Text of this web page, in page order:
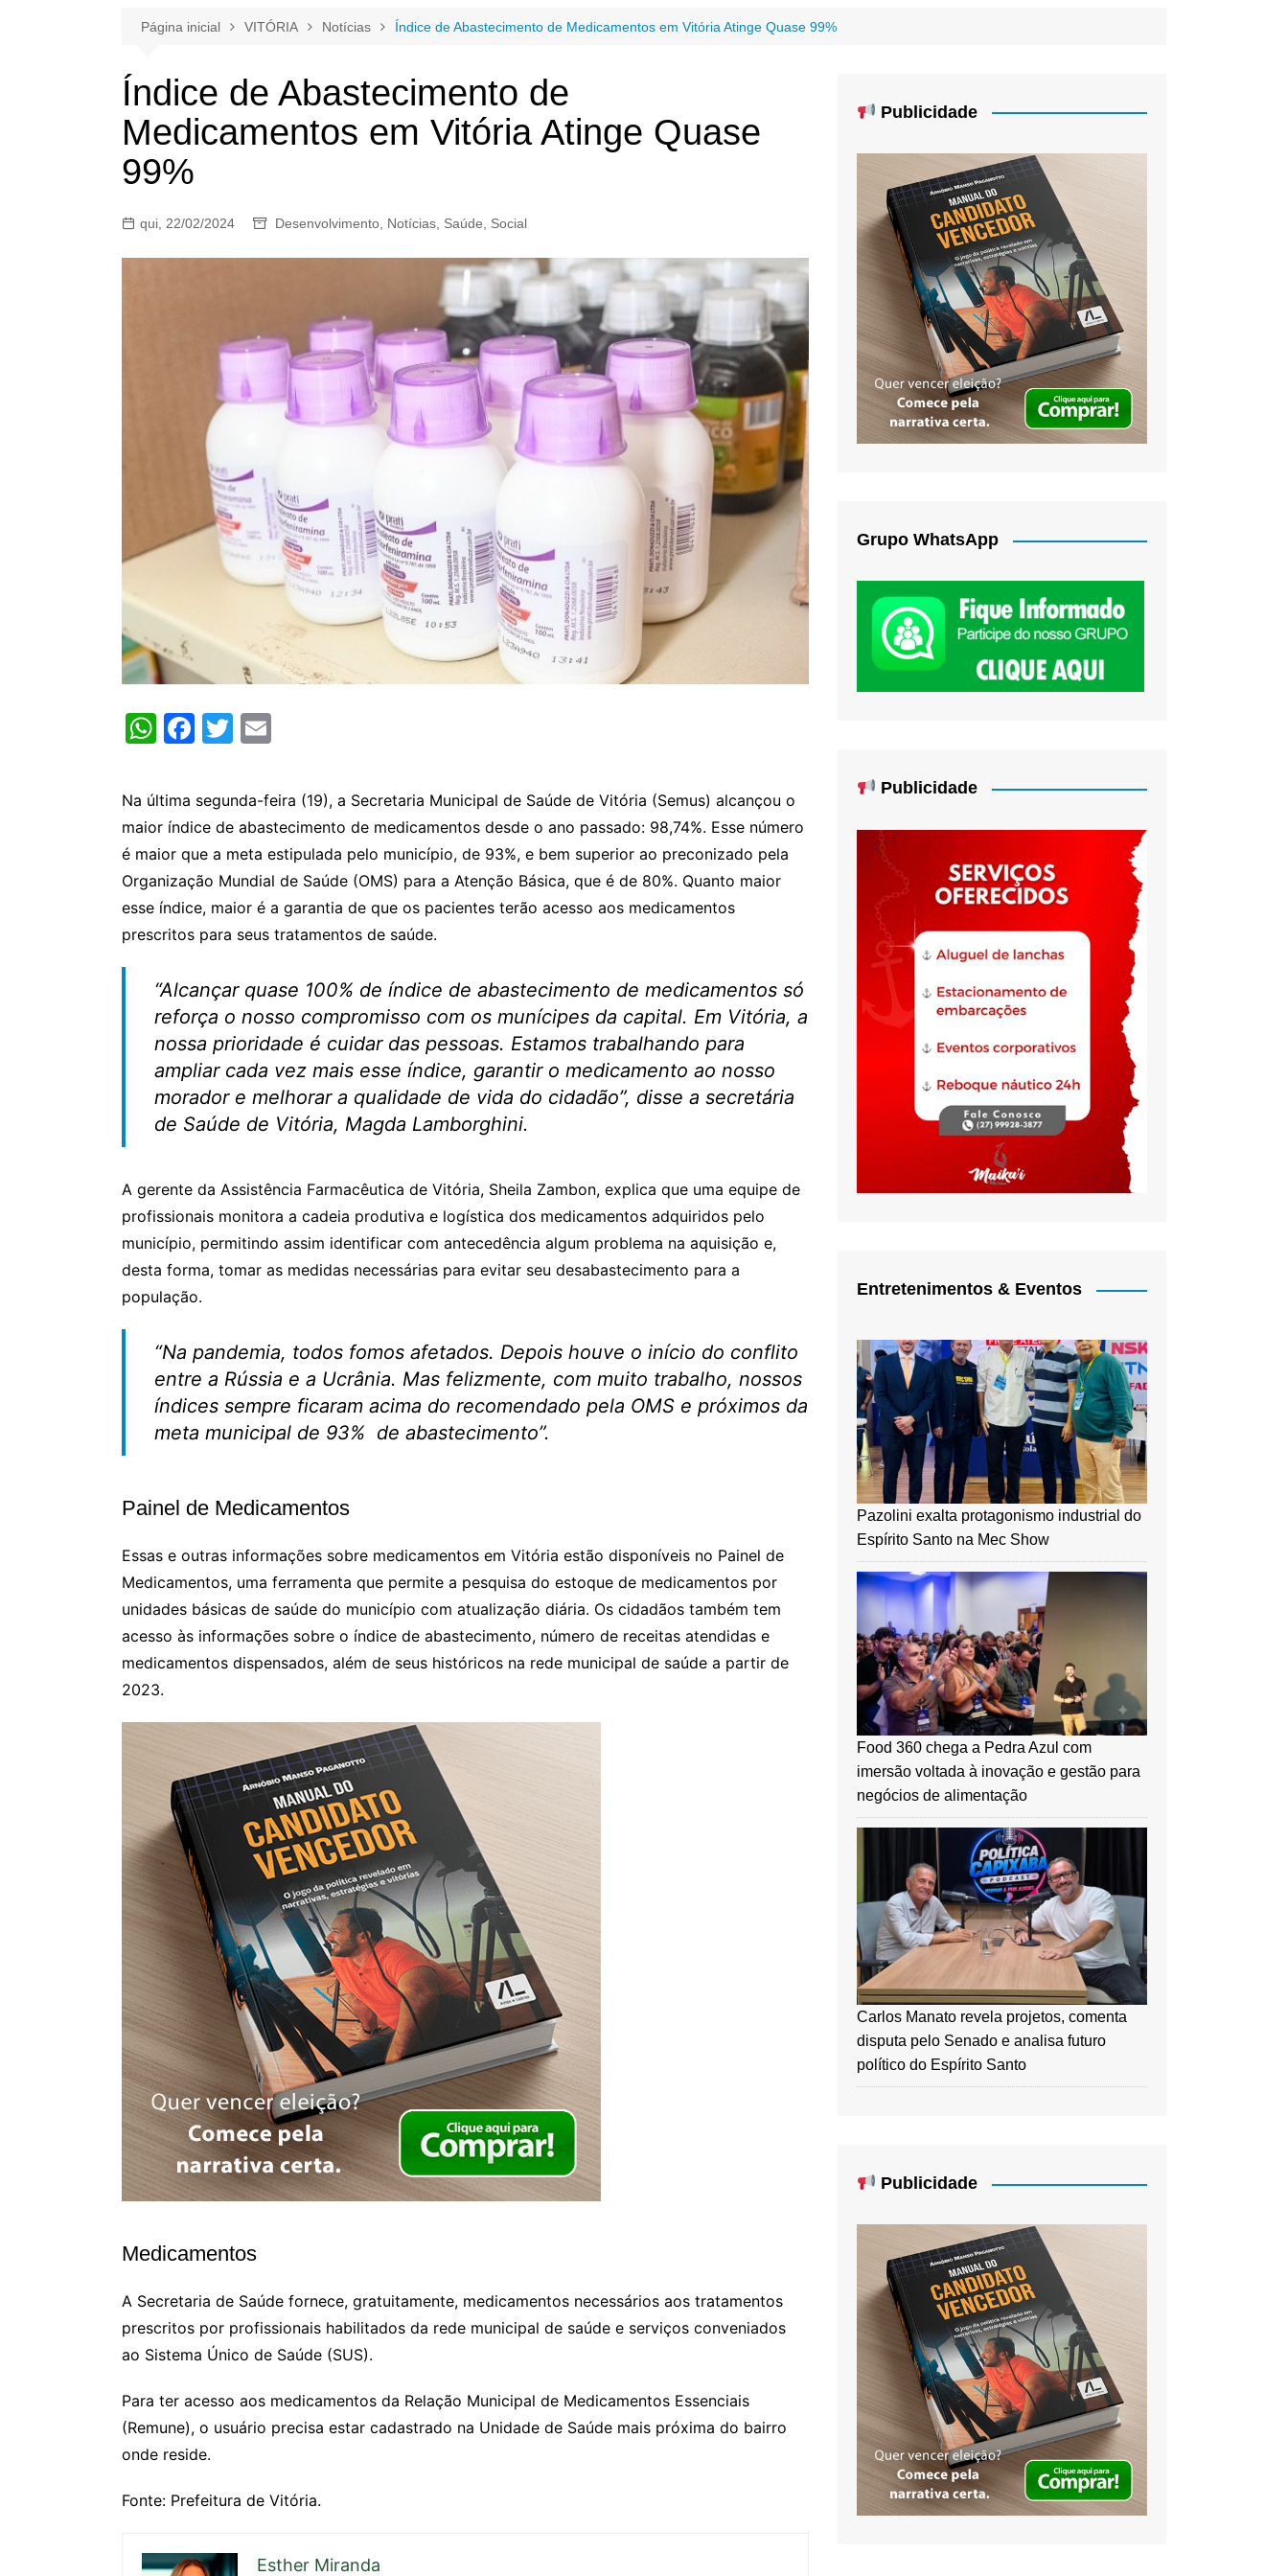
Página inicial VITÓRIA Notícias Índice de Abastecimento de Medicamentos em Vitória Atinge Quase 99%
Índice de Abastecimento de
Medicamentos em Vitória Atinge Quase
99%
qui, 22/02/2024 Desenvolvimento Notícias Saúde Social
W
at
s
A
p
p
F
c
e
b
o
o
k
T
itt
er
ai
l
Na última segunda-feira (19), a Secretaria Municipal de Saúde de Vitória (Semus) alcançou o
maior índice de abastecimento de medicamentos desde o ano passado: 98,74%. Esse número
é maior que a meta estipulada pelo município, de 93%, e bem superior ao preconizado pela
Organização Mundial de Saúde (OMS) para a Atenção Básica, que é de 80%. Quanto maior
esse índice, maior é a garantia de que os pacientes terão acesso aos medicamentos
prescritos para seus tratamentos de saúde.
“Alcançar quase 100% de índice de abastecimento de medicamentos só
reforça o nosso compromisso com os munícipes da capital. Em Vitória, a
nossa prioridade é cuidar das pessoas. Estamos trabalhando para
ampliar cada vez mais esse índice, garantir o medicamento ao nosso
morador e melhorar a qualidade de vida do cidadão”, disse a secretária
de Saúde de Vitória, Magda Lamborghini.
A gerente da Assistência Farmacêutica de Vitória, Sheila Zambon, explica que uma equipe de
profissionais monitora a cadeia produtiva e logística dos medicamentos adquiridos pelo
município, permitindo assim identificar com antecedência algum problema na aquisição e,
desta forma, tomar as medidas necessárias para evitar seu desabastecimento para a
população.
“Na pandemia, todos fomos afetados. Depois houve o início do conflito
entre a Rússia e a Ucrânia. Mas felizmente, com muito trabalho, nossos
índices sempre ficaram acima do recomendado pela OMS e próximos da
meta municipal de 93% de abastecimento”.
Painel de Medicamentos
Essas e outras informações sobre medicamentos em Vitória estão disponíveis no Painel de
Medicamentos, uma ferramenta que permite a pesquisa do estoque de medicamentos por
unidades básicas de saúde do município com atualização diária. Os cidadãos também tem
acesso às informações sobre o índice de abastecimento, número de receitas atendidas e
medicamentos dispensados, além de seus históricos na rede municipal de saúde a partir de
2023.
Medicamentos
A Secretaria de Saúde fornece, gratuitamente, medicamentos necessários aos tratamentos
prescritos por profissionais habilitados da rede municipal de saúde e serviços conveniados
ao Sistema Único de Saúde (SUS).
Para ter acesso aos medicamentos da Relação Municipal de Medicamentos Essenciais
(Remune), o usuário precisa estar cadastrado na Unidade de Saúde mais próxima do bairro
onde reside.
Fonte: Prefeitura de Vitória.
Esther Miranda
Publicidade
Grupo WhatsApp
Publicidade
Entretenimentos & Eventos
Pazolini exalta protagonismo industrial do
Espírito Santo na Mec Show
Food 360 chega a Pedra Azul com
imersão voltada à inovação e gestão para
negócios de alimentação
Carlos Manato revela projetos, comenta
disputa pelo Senado e analisa futuro
político do Espírito Santo
Publicidade